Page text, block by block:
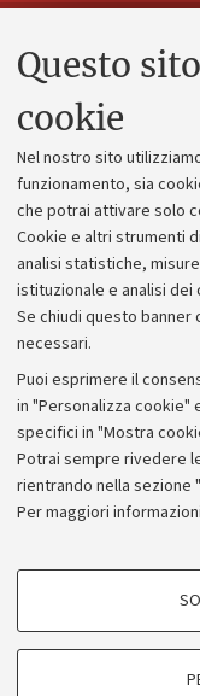
Questo
cookie
Nel nostro sito
funzionamento, sia
che potrai attivare solo
Cookie e altri strumenti
analisi statistiche,
istituzionale e analisi
Se chiudi questo banner
necessari.
Puoi esprimere il
in "Personalizza cookie"
specifici in "Mostra
Potrai sempre rivedere
rientrando nella sezione
Per maggiori informazioni
COOKIE DI